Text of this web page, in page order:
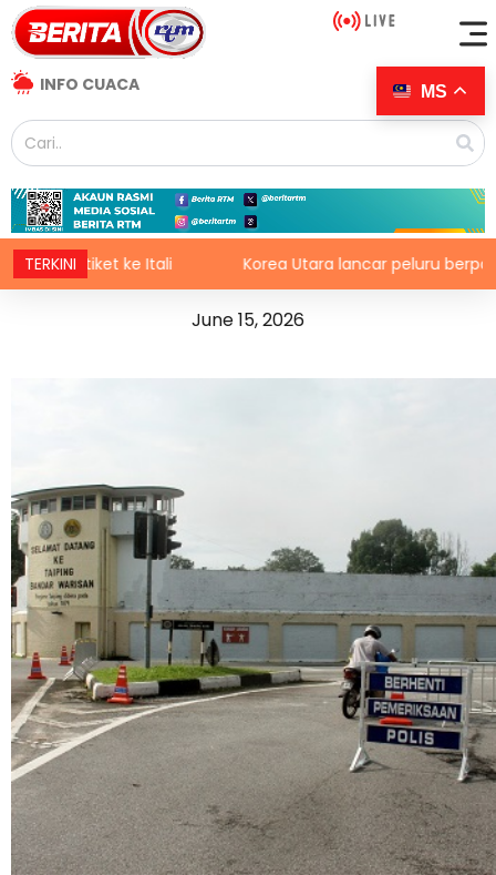
INFO CUACA
TERKINI
ke Itali Korea Utara lancar peluru berpandu
June 15, 2026
MS